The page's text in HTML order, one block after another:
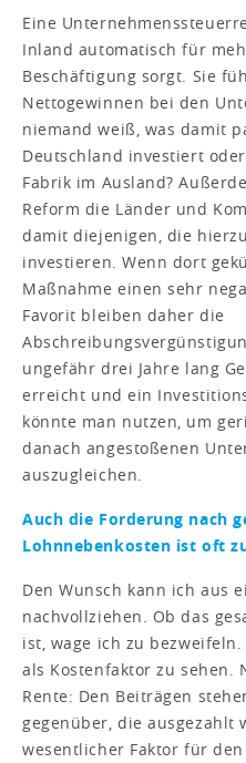
Eine
Inland automatisch für
Beschäftigung sorgt. Sie
Nettogewinnen bei den
niemand weiß, was damit
Deutschland investiert
Fabrik im Ausland?
Reform die Länder und
damit diejenigen, die
investieren. Wenn dort
Maßnahme einen sehr
Favorit bleiben daher die
ungefähr drei Jahre lang
erreicht und ein
könnte man nutzen, um
danach angestoßenen
auszugleichen.
Auch die Forderung nach
Lohnnebenkosten ist oft
Den Wunsch kann ich aus
nachvollziehen. Ob das
ist, wage ich zu
als Kostenfaktor zu sehen.
Rente: Den Beiträgen
gegenüber, die ausgezahlt
wesentlicher Faktor für